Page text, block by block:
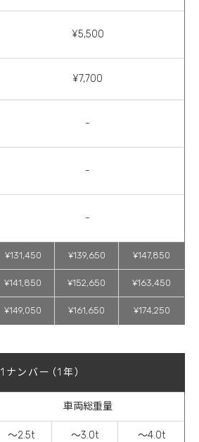
¥5,500
¥7,700
-
-
-
¥131,450 ¥139,650 ¥147,850
¥141,850 ¥152,650 ¥163,450
¥149,050 ¥161,650 ¥174,250
1ナンバー（1年）
車両総重量
～2.5t ～3.0t ～4.0t